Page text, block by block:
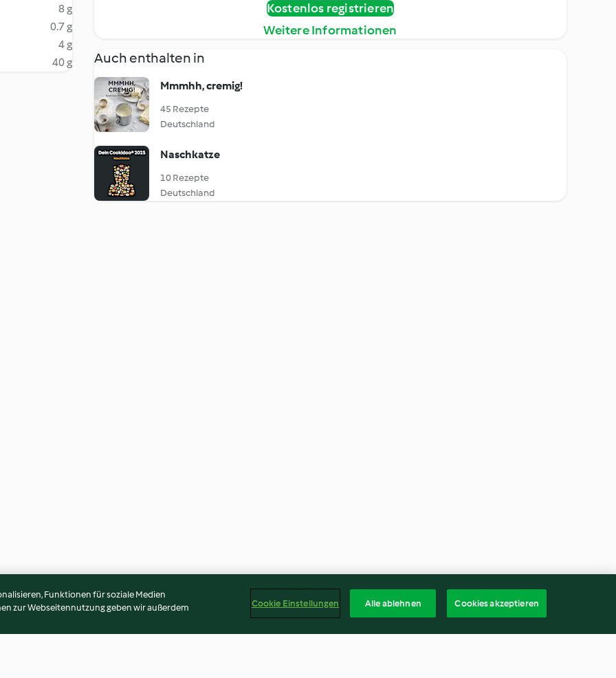
8 g
0.7 g
4 g
40 g
Kostenlos registrieren
Weitere Informationen
Auch enthalten in
Mmmhh, cremig!
45 Rezepte
Deutschland
Naschkatze
10 Rezepte
Deutschland
Funktionen für soziale Medien
zur Webseitennutzung geben wir außerdem
Cookie Einstellungen Alle ablehnen Cookies akzeptieren